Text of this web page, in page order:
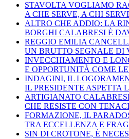
STAVOLTA VOGLIAMO
A CHE SERVE, A CHI
ALTRO CHE ADDIO: LA
BORGHI CALABRESI È
REGGIO EMILIA
UN BRUTTO SEGNALE DI
INVECCHIAMENTO E
E OPPORTUNITÀ COME
INDAGINI, IL
IL PRESIDENTE ASPETTA
ARTIGIANATO
CHE RESISTE CON
FORMAZIONE, IL
TRA ECCELLENZA E
SIN DI CROTONE, È